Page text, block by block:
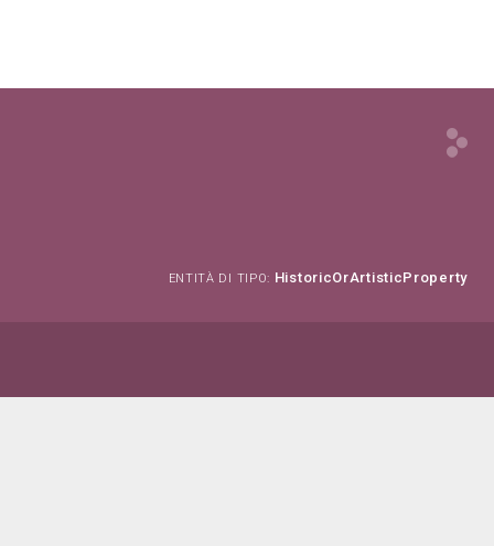
ENTITÀ DI TIPO: HistoricOrArtisticProperty